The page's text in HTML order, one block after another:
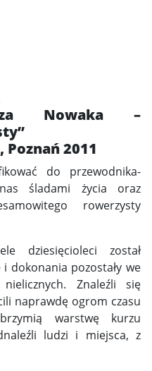
Nowaka –
2011
do przewodnika-
śladami życia oraz
rowerzysty
dziesięcioleci został
dokonania pozostały we
Znaleźli się
naprawdę ogrom czasu
warstwę kurzu
ludzi i miejsca, z